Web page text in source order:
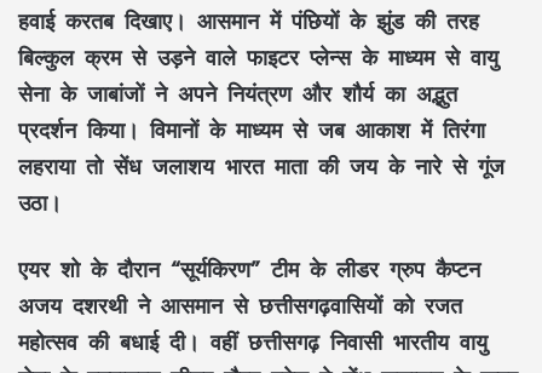
हवाई करतब दिखाए। आसमान में पंछियों के झुंड की तरह
बिल्कुल क्रम से उड़ने वाले फाइटर प्लेन्स के माध्यम से वायु
सेना के जाबांजों ने अपने नियंत्रण और शौर्य का अद्भुत
प्रदर्शन किया। विमानों के माध्यम से जब आकाश में तिरंगा
लहराया तो सेंध जलाशय भारत माता की जय के नारे से गूंज
उठा।
एयर शो के दौरान “सूर्यकिरण” टीम के लीडर ग्रुप कैप्टन
अजय दशरथी ने आसमान से छत्तीसगढ़वासियों को रजत
महोत्सव की बधाई दी। वहीं छत्तीसगढ़ निवासी भारतीय वायु